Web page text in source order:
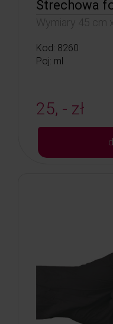
Strechowa
Wymiary 45 cm
Kod: 8260
Poj: ml
25, - zł